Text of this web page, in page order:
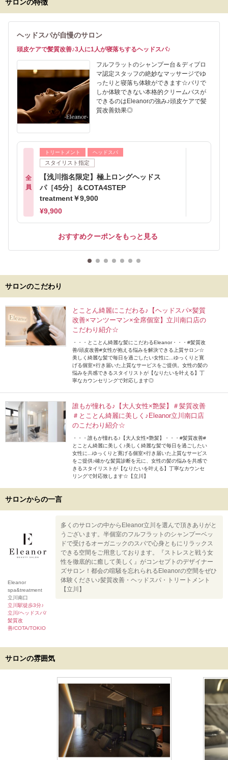
サロンの特徴
ヘッドスパが自慢のサロン
頭皮ケアで髪質改善♪3人に1人が寝落ちするヘッドスパ♪
フルフラットのシャンプー台＆ディプロ
マ認定スタッフの絶妙なマッサージでゆ
ったりと寝落ち体験ができます☆バリで
しか体験できない本格的クリームバスが
できるのはEleanorの強み♪頭皮ケアで髪
質改善効果◎
全
員
トリートメント ヘッドスパ
スタイリスト指定
【浅川指名限定】極上ロングヘッドス
パ［45分］＆COTA4STEP
treatment￥9,900
¥9,900
おすすめクーポンをもっと見る
サロンのこだわり
とことん綺麗にこだわる♪【ヘッドスパ×髪質
改善×マンツーマン×全席個室】立川南口店の
こだわり紹介☆
・・・とことん綺麗な髪にこだわるEleanor・・・#髪質改
善/頭皮改善#女性が抱える悩みを解決できる上質サロン☆
美しく綺麗な髪で毎日を過ごしたい女性に...ゆっくりと寛
げる個室×行き届いた上質なサービスをご提供。女性の髪の
悩みを共感できるスタイリストが【なりたいを叶える】丁
寧なカウンセリングで対応します◎
誰もが憧れる♪【大人女性×艶髪】＃髪質改善
＃とことん綺麗に美しく♪Eleanor立川南口店
のこだわり紹介☆
・・・誰もが憧れる♪【大人女性×艶髪】・・・#髪質改善#
とことん綺麗に美しく♪美しく綺麗な髪で毎日を過ごしたい
女性に...ゆっくりと寛げる個室×行き届いた上質なサービス
をご提供♪確かな髪質診断を元に、女性の髪の悩みを共感で
きるスタイリストが【なりたいを叶える】丁寧なカウンセ
リングで対応致します☆【立川】
サロンからの一言
Eleanor
spa&treatment
立川南口
立川駅徒歩3分♪
立川/ヘッドスパ/
髪質改
善/COTA/TOKIO
多くのサロンの中からEleanor立川を選んで頂きありがと
うございます。半個室のフルフラットのシャンプーベッ
ドで受けるオーガニックのスパで心身ともにリラックス
できる空間をご用意しております。『ストレスと戦う女
性を徹底的に癒して美しく』がコンセプトのデザイナー
ズサロン！都会の喧騒を忘れられるEleanorの空間をぜひ
体験ください♪髪質改善・ヘッドスパ・トリートメント
【立川】
サロンの雰囲気